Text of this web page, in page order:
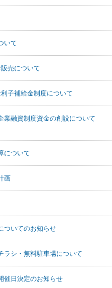
いて
売について
子補給金制度について
業融資制度資金の創設について
について
画
ついてのお知らせ
ラシ・無料駐車場について
催日決定のお知らせ